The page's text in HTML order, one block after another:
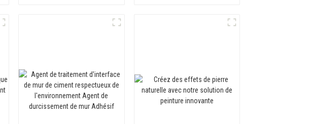
et au ciment d'isolation
extérieur et intérieur de